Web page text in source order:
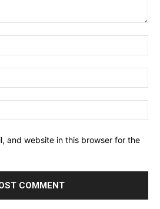
and website in this browser for the